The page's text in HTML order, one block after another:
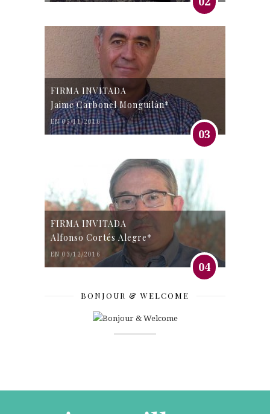
FIRMA INVITADA
Jaime Carbonel Monguilán*
EN 05/11/2016
03
FIRMA INVITADA
Alfonso Cortés Alegre*
EN 03/12/2016
04
BONJOUR & WELCOME